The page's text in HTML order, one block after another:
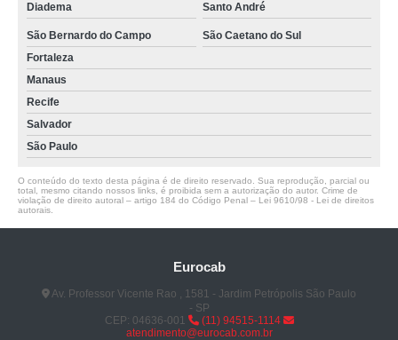
Diadema
Santo André
São Bernardo do Campo
São Caetano do Sul
Fortaleza
Manaus
Recife
Salvador
São Paulo
O conteúdo do texto desta página é de direito reservado. Sua reprodução, parcial ou
total, mesmo citando nossos links, é proibida sem a autorização do autor. Crime de
violação de direito autoral – artigo 184 do Código Penal – Lei 9610/98 - Lei de direitos
autorais
Eurocab
Av. Professor Vicente Rao , 1581 - Jardim Petrópolis São Paulo
- SP
CEP: 04636-001
(11) 94515-1114
atendimento@eurocab.com.br